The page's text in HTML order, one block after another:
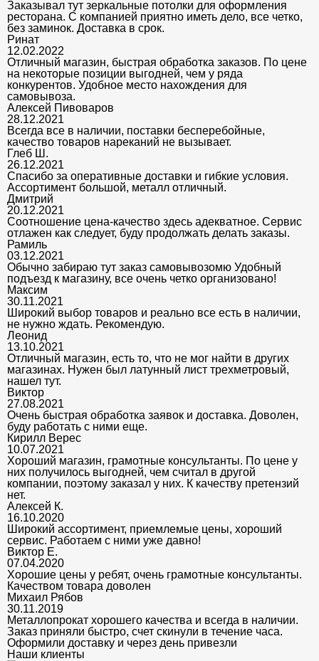
Заказывал тут зеркальные потолки для оформления
ресторана. С компанией приятно иметь дело, все четко,
без заминок. Доставка в срок.
Ринат
12.02.2022
Отличный магазин, быстрая обработка заказов. По цене
на некоторые позиции выгодней, чем у ряда
конкурентов. Удобное место нахождения для
самовывоза.
Алексей Пивоваров
28.12.2021
Всегда все в наличии, поставки бесперебойные,
качество товаров нареканий не вызывает.
Глеб Ш.
26.12.2021
Спасибо за оперативные доставки и гибкие условия.
Ассортимент большой, металл отличный.
Дмитрий
20.12.2021
Соотношение цена-качество здесь адекватное. Сервис
отлажен как следует, буду продолжать делать заказы.
Рамиль
03.12.2021
Обычно забираю тут заказ самовывозомю Удобный
подъезд к магазину, все очень четко организовано!
Максим
30.11.2021
Широкий выбор товаров и реально все есть в наличии,
не нужно ждать. Рекомендую.
Леонид
13.10.2021
Отличный магазин, есть то, что не мог найти в других
магазинах. Нужен был латунный лист трехметровый,
нашел тут.
Виктор
27.08.2021
Очень быстрая обработка заявок и доставка. Доволен,
буду работать с ними еще.
Кирилл Верес
10.07.2021
Хороший магазин, грамотные консультанты. По цене у
них получилось выгодней, чем считал в другой
компании, поэтому заказал у них. К качеству претензий
нет.
Алексей К.
16.10.2020
Широкий ассортимент, приемлемые цены, хороший
сервис. Работаем с ними уже давно!
Виктор Е.
07.04.2020
Хорошие цены у ребят, очень грамотные консультанты.
Качеством товара доволен
Михаил Рябов
30.11.2019
Металлопрокат хорошего качества и всегда в наличии.
Заказ приняли быстро, счет скинули в течение часа.
Оформили доставку и через день привезли
Наши клиенты